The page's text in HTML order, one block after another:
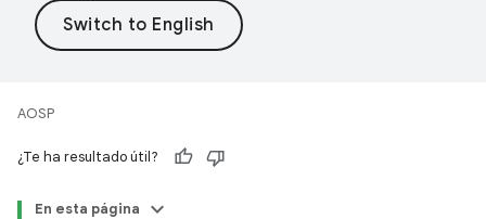
AOSP
¿Te ha resultado útil?
En esta página